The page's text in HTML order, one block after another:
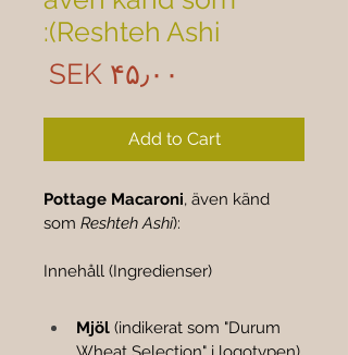
Reshteh Ashi):
SEK ۴۵٫۰۰
Add to Cart
Pottage Macaroni, även känd
som Reshteh Ashi):
Innehåll (Ingredienser)
Mjöl (indikerat som "Durum